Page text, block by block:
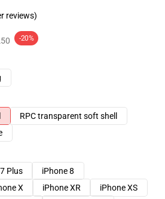
reviews)
-20%
RPC transparent soft shell
Plus
iPhone 8
X iPhone XR
iPhone XS